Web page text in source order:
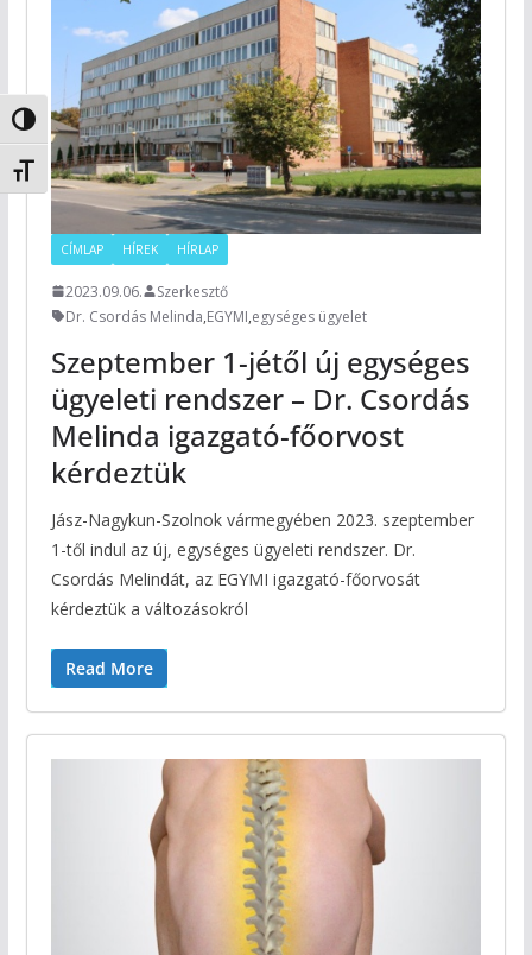
Nagy kontraszt váltása
Betűméret váltása
CÍMLAP HÍREK HÍRLAP
2023.09.06.
Szerkesztő
Dr. Csordás Melinda,EGYMI,egységes ügyelet
Szeptember 1-jétől új egységes
ügyeleti rendszer – Dr. Csordás
Melinda igazgató-főorvost
kérdeztük
Jász-Nagykun-Szolnok vármegyében 2023. szeptember
1-től indul az új, egységes ügyeleti rendszer. Dr.
Csordás Melindát, az EGYMI igazgató-főorvosát
kérdeztük a változásokról
Read More